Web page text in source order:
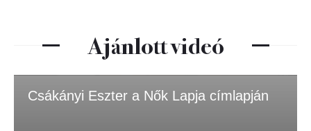
Ajánlott videó
Csákányi Eszter a Nők Lapja címlapján